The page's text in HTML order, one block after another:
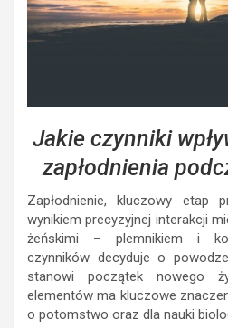
Jakie czynniki
zapłodnienia
Zapłodnienie, kluczowy etap
wynikiem precyzyjnej interakcji
żeńskimi – plemnikiem i
czynników decyduje o
stanowi początek nowego
elementów ma kluczowe
o potomstwo oraz dla nauki